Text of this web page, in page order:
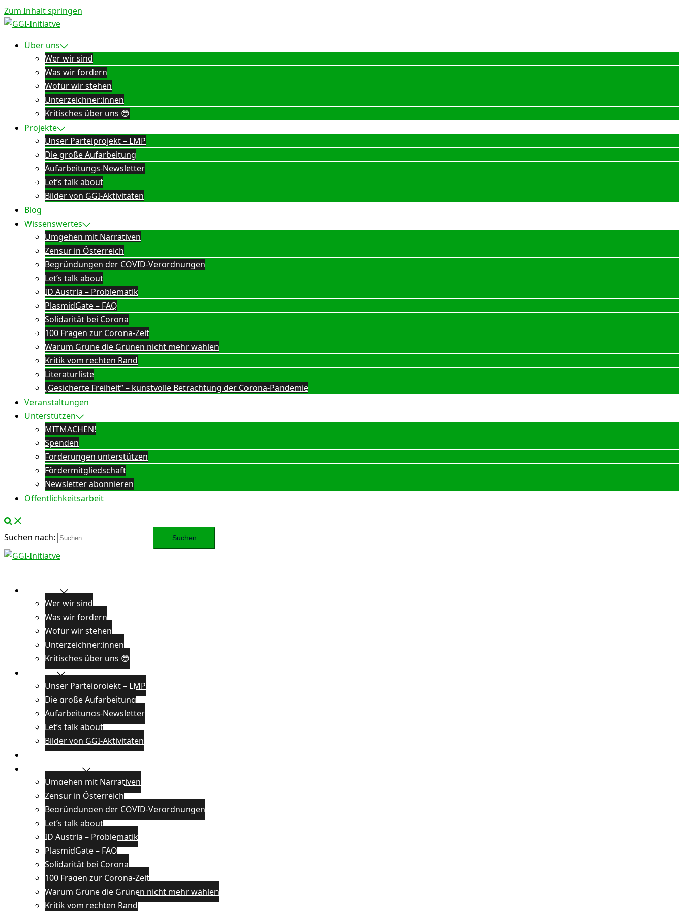
Zum Inhalt springen
Über uns
Wer wir sind
Was wir fordern
Wofür wir stehen
Unterzeichner:innen
Kritisches über uns 😎
Projekte
Unser Parteiprojekt – LMP
Die große Aufarbeitung
Aufarbeitungs-Newsletter
Let’s talk about
Bilder von GGI-Aktivitäten
Blog
Wissenswertes
Umgehen mit Narrativen
Zensur in Österreich
Begründungen der COVID-Verordnungen
Let’s talk about
ID Austria – Problematik
PlasmidGate – FAQ
Solidarität bei Corona
100 Fragen zur Corona-Zeit
Warum Grüne die Grünen nicht mehr wählen
Kritik vom rechten Rand
Literaturliste
„Gesicherte Freiheit” – kunstvolle Betrachtung der Corona-Pandemie
Veranstaltungen
Unterstützen
MITMACHEN!
Spenden
Forderungen unterstützen
Fördermitgliedschaft
Newsletter abonnieren
Öffentlichkeitsarbeit
Suchen nach:
Über uns
Wer wir sind
Was wir fordern
Wofür wir stehen
Unterzeichner:innen
Kritisches über uns 😎
Projekte
Unser Parteiprojekt – LMP
Die große Aufarbeitung
Aufarbeitungs-Newsletter
Let’s talk about
Bilder von GGI-Aktivitäten
Wissenswertes
Umgehen mit Narrativen
Zensur in Österreich
Begründungen der COVID-Verordnungen
Let’s talk about
ID Austria – Problematik
PlasmidGate – FAQ
Solidarität bei Corona
100 Fragen zur Corona-Zeit
Warum Grüne die Grünen nicht mehr wählen
Kritik vom rechten Rand